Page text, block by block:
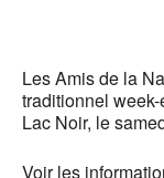
Les Amis de la
traditionnel
Lac Noir, le
Voir les